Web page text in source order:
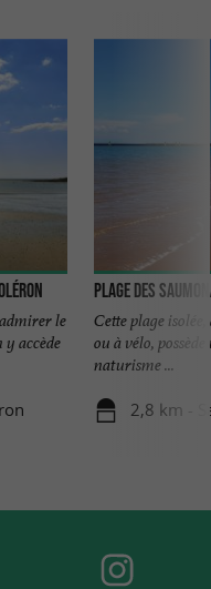
le
accède
Plage des
Cette plage
ou à vélo,
naturisme ...
2,8 km -